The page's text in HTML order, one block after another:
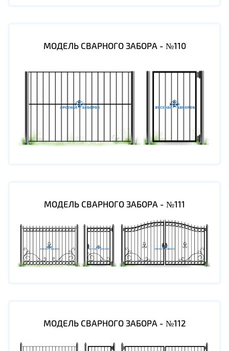
МОДЕЛЬ СВАРНОГО ЗАБОРА - №110
МОДЕЛЬ СВАРНОГО ЗАБОРА - №111
МОДЕЛЬ СВАРНОГО ЗАБОРА - №112